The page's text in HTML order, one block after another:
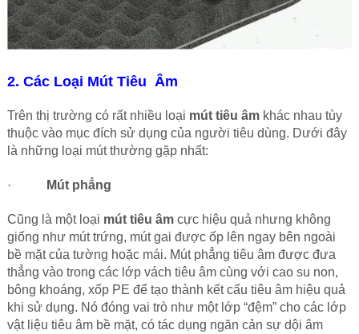
2. Các Loại Mút Tiêu Âm
Trên thị trường có rất nhiều loại mút tiêu âmkhác nhau tùy
thuộc vào mục đích sử dụng của người tiêu dùng. Dưới đây
là những loại mút thường gặp nhất:
· Mút phẳng
Cũng là một loại mút tiêu âmcực hiệu quả nhưng không
giống như mút trứng, mút gai được ốp lên ngay bên ngoài
bề mặt của tường hoặc mái. Mút phẳng tiêu âm được đưa
thẳng vào trong các lớp vách tiêu âm cùng với cao su non,
bông khoáng, xốp PE để tạo thành kết cấu tiêu âm hiệu quả
khi sử dụng. Nó đóng vai trò như một lớp “đệm” cho các lớp
vật liệu tiêu âm bề mặt, có tác dụng ngăn cản sự dội âm